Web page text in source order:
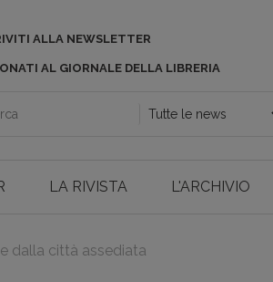
ALLA NEWSLETTER
AL GIORNALE DELLA LIBRERIA
LA RIVISTA L'ARCHIVIO
dalla città assediata